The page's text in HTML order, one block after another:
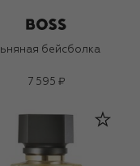
бейсболка
7 595 ₽